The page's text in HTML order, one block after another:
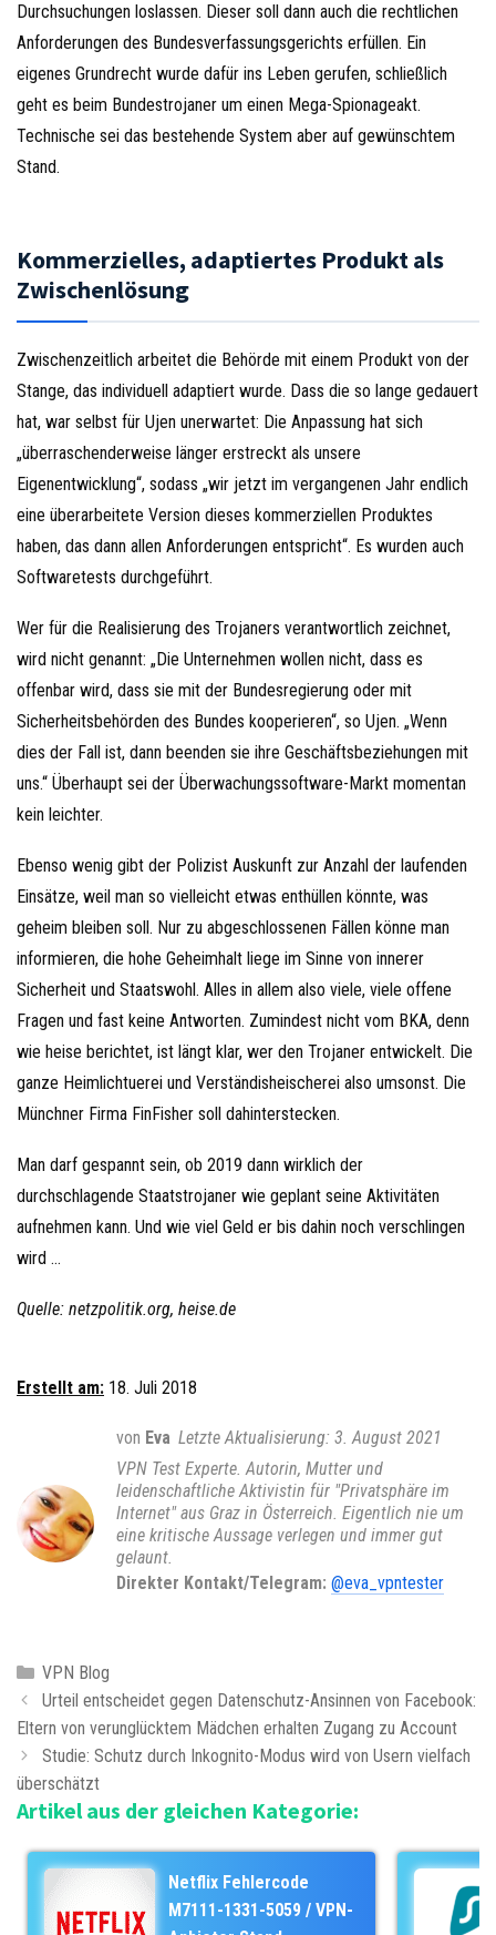
Durchsuchungen loslassen. Dieser soll dann auch die rechtlichen
Anforderungen des Bundesverfassungsgerichts erfüllen. Ein
eigenes Grundrecht wurde dafür ins Leben gerufen, schließlich
geht es beim Bundestrojaner um einen Mega-Spionageakt.
Technische sei das bestehende System aber auf gewünschtem
Stand.
Kommerzielles, adaptiertes Produkt als
Zwischenlösung
Zwischenzeitlich arbeitet die Behörde mit einem Produkt von der
Stange, das individuell adaptiert wurde. Dass die so lange gedauert
hat, war selbst für Ujen unerwartet: Die Anpassung hat sich
„überraschenderweise länger erstreckt als unsere
Eigenentwicklung“, sodass „wir jetzt im vergangenen Jahr endlich
eine überarbeitete Version dieses kommerziellen Produktes
haben, das dann allen Anforderungen entspricht“. Es wurden auch
Softwaretests durchgeführt.
Wer für die Realisierung des Trojaners verantwortlich zeichnet,
wird nicht genannt: „Die Unternehmen wollen nicht, dass es
offenbar wird, dass sie mit der Bundesregierung oder mit
Sicherheitsbehörden des Bundes kooperieren“, so Ujen. „Wenn
dies der Fall ist, dann beenden sie ihre Geschäftsbeziehungen mit
uns.“ Überhaupt sei der Überwachungssoftware-Markt momentan
kein leichter.
Ebenso wenig gibt der Polizist Auskunft zur Anzahl der laufenden
Einsätze, weil man so vielleicht etwas enthüllen könnte, was
geheim bleiben soll. Nur zu abgeschlossenen Fällen könne man
informieren, die hohe Geheimhalt liege im Sinne von innerer
Sicherheit und Staatswohl. Alles in allem also viele, viele offene
Fragen und fast keine Antworten. Zumindest nicht vom BKA, denn
wie heise berichtet, ist längt klar, wer den Trojaner entwickelt. Die
ganze Heimlichtuerei und Verständisheischerei also umsonst. Die
Münchner Firma FinFisher soll dahinterstecken.
Man darf gespannt sein, ob 2019 dann wirklich der
durchschlagende Staatstrojaner wie geplant seine Aktivitäten
aufnehmen kann. Und wie viel Geld er bis dahin noch verschlingen
wird …
Quelle: netzpolitik.org, heise.de
Erstellt am: 18. Juli 2018
von Eva
3. August 2021
VPN Test Experte. Autorin, Mutter und
leidenschaftliche Aktivistin für "Privatsphäre im
Internet" aus Graz in Österreich. Eigentlich nie um
eine kritische Aussage verlegen und immer gut
gelaunt.
Direkter Kontakt/Telegram: @eva_vpntester
K
a
t
e
g
o
i
VPN Blog
B
e
t
r
Urteil entscheidet gegen Datenschutz-Ansinnen von Facebook:
Eltern von verunglücktem Mädchen erhalten Zugang zu Account
Studie: Schutz durch Inkognito-Modus wird von Usern vielfach
überschätzt
Artikel aus der gleichen Kategorie:
Netflix Fehlercode
M7111-1331-5059 / VPN-